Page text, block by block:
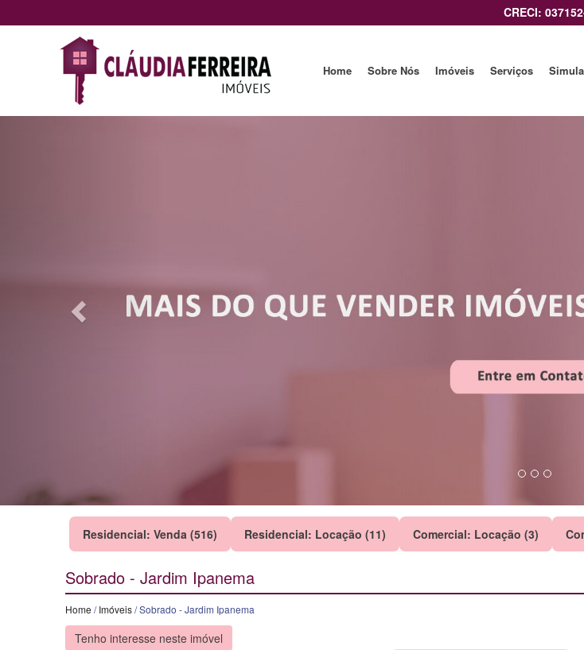
CRECI:
Home Sobre Nós Imóveis Serviços
Residencial: Venda (516) Residencial: Locação (11) Comercial: Locação (3)
Sobrado - Jardim Ipanema
Home /Imóveis/ Sobrado - Jardim Ipanema
Tenho interesse neste imóvel